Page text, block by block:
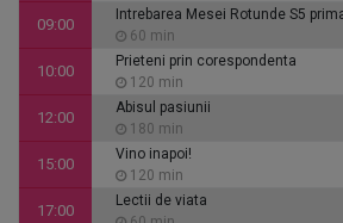
09:00
Intrebarea Mesei Rotunde S5
60 min
10:00
Prieteni prin corespondenta
120 min
12:00
Abisul pasiunii
180 min
15:00
Vino inapoi!
120 min
17:00
Lectii de viata